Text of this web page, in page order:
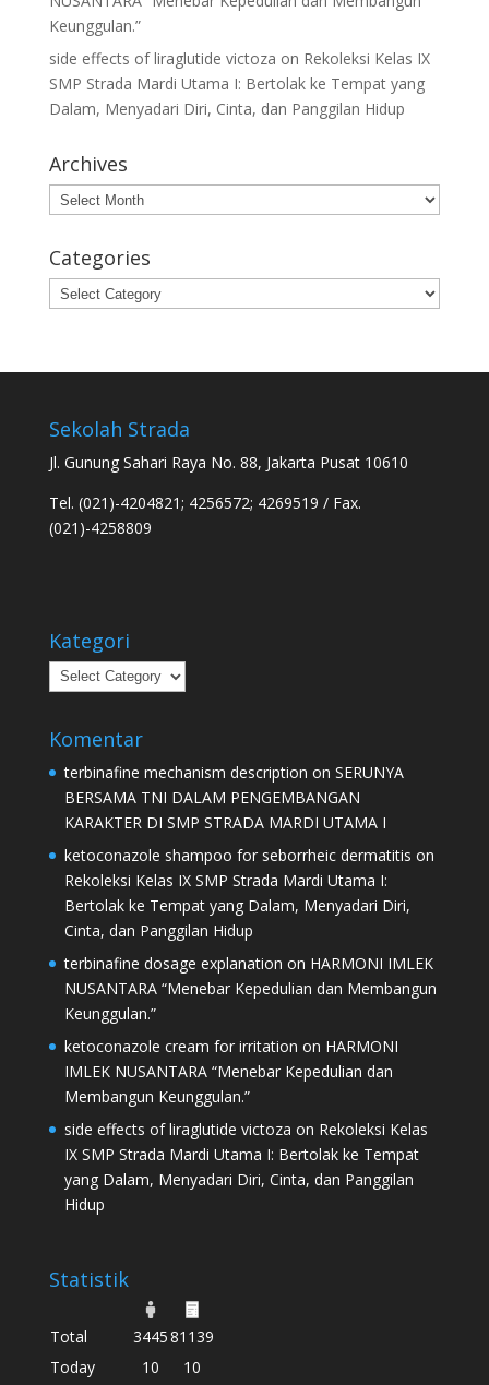
Keunggulan.”
side effects of liraglutide victoza on Rekoleksi Kelas IX
SMP Strada Mardi Utama I: Bertolak ke Tempat yang
Dalam, Menyadari Diri, Cinta, dan Panggilan Hidup
Archives
Archives
Categories
Categories
Sekolah Strada
Jl. Gunung Sahari Raya No. 88, Jakarta Pusat 10610
Tel. (021)-4204821; 4256572; 4269519 / Fax.
(021)-4258809
Kategori
Kategori
Komentar
terbinafine mechanism description on SERUNYA
BERSAMA TNI DALAM PENGEMBANGAN
KARAKTER DI SMP STRADA MARDI UTAMA I
ketoconazole shampoo for seborrheic dermatitis on
Rekoleksi Kelas IX SMP Strada Mardi Utama I:
Bertolak ke Tempat yang Dalam, Menyadari Diri,
Cinta, dan Panggilan Hidup
terbinafine dosage explanation on HARMONI IMLEK
NUSANTARA “Menebar Kepedulian dan Membangun
Keunggulan.”
ketoconazole cream for irritation on HARMONI
IMLEK NUSANTARA “Menebar Kepedulian dan
Membangun Keunggulan.”
side effects of liraglutide victoza on Rekoleksi Kelas
IX SMP Strada Mardi Utama I: Bertolak ke Tempat
yang Dalam, Menyadari Diri, Cinta, dan Panggilan
Hidup
Statistik
Total 344581139
Today
10 10